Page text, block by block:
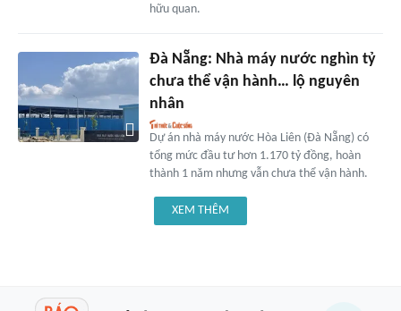
hữu quan.
Đà Nẵng: Nhà máy nước nghìn tỷ
chưa thể vận hành… lộ nguyên
nhân
Dự án nhà máy nước Hòa Liên (Đà Nẵng) có
tổng mức đầu tư hơn 1.170 tỷ đồng, hoàn
thành 1 năm nhưng vẫn chưa thể vận hành.
XEM THÊM